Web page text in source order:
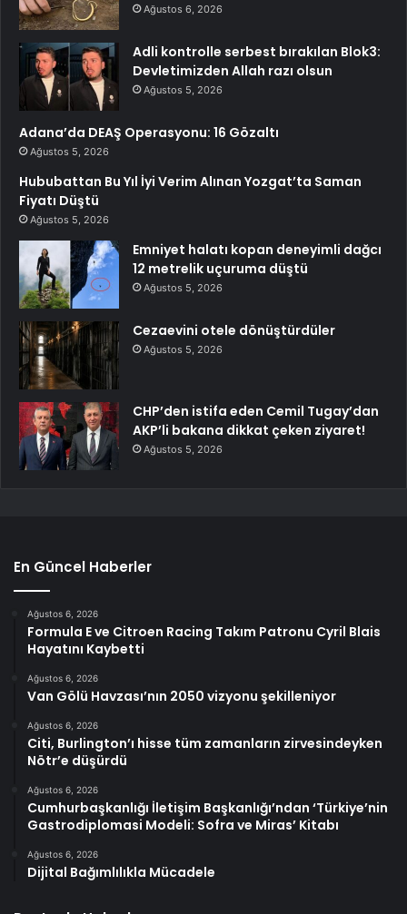
Ağustos 6, 2026
Adli kontrolle serbest bırakılan Blok3:
Devletimizden Allah razı olsun
Ağustos 5, 2026
Adana’da DEAŞ Operasyonu: 16 Gözaltı
Ağustos 5, 2026
Hububattan Bu Yıl İyi Verim Alınan Yozgat’ta Saman
Fiyatı Düştü
Ağustos 5, 2026
Emniyet halatı kopan deneyimli dağcı
12 metrelik uçuruma düştü
Ağustos 5, 2026
Cezaevini otele dönüştürdüler
Ağustos 5, 2026
CHP’den istifa eden Cemil Tugay’dan
AKP’li bakana dikkat çeken ziyaret!
Ağustos 5, 2026
En Güncel Haberler
Ağustos 6, 2026
Formula E ve Citroen Racing Takım Patronu Cyril Blais
Hayatını Kaybetti
Ağustos 6, 2026
Van Gölü Havzası’nın 2050 vizyonu şekilleniyor
Ağustos 6, 2026
Citi, Burlington’ı hisse tüm zamanların zirvesindeyken
Nötr’e düşürdü
Ağustos 6, 2026
Cumhurbaşkanlığı İletişim Başkanlığı’ndan ‘Türkiye’nin
Gastrodiplomasi Modeli: Sofra ve Miras’ Kitabı
Ağustos 6, 2026
Dijital Bağımlılıkla Mücadele